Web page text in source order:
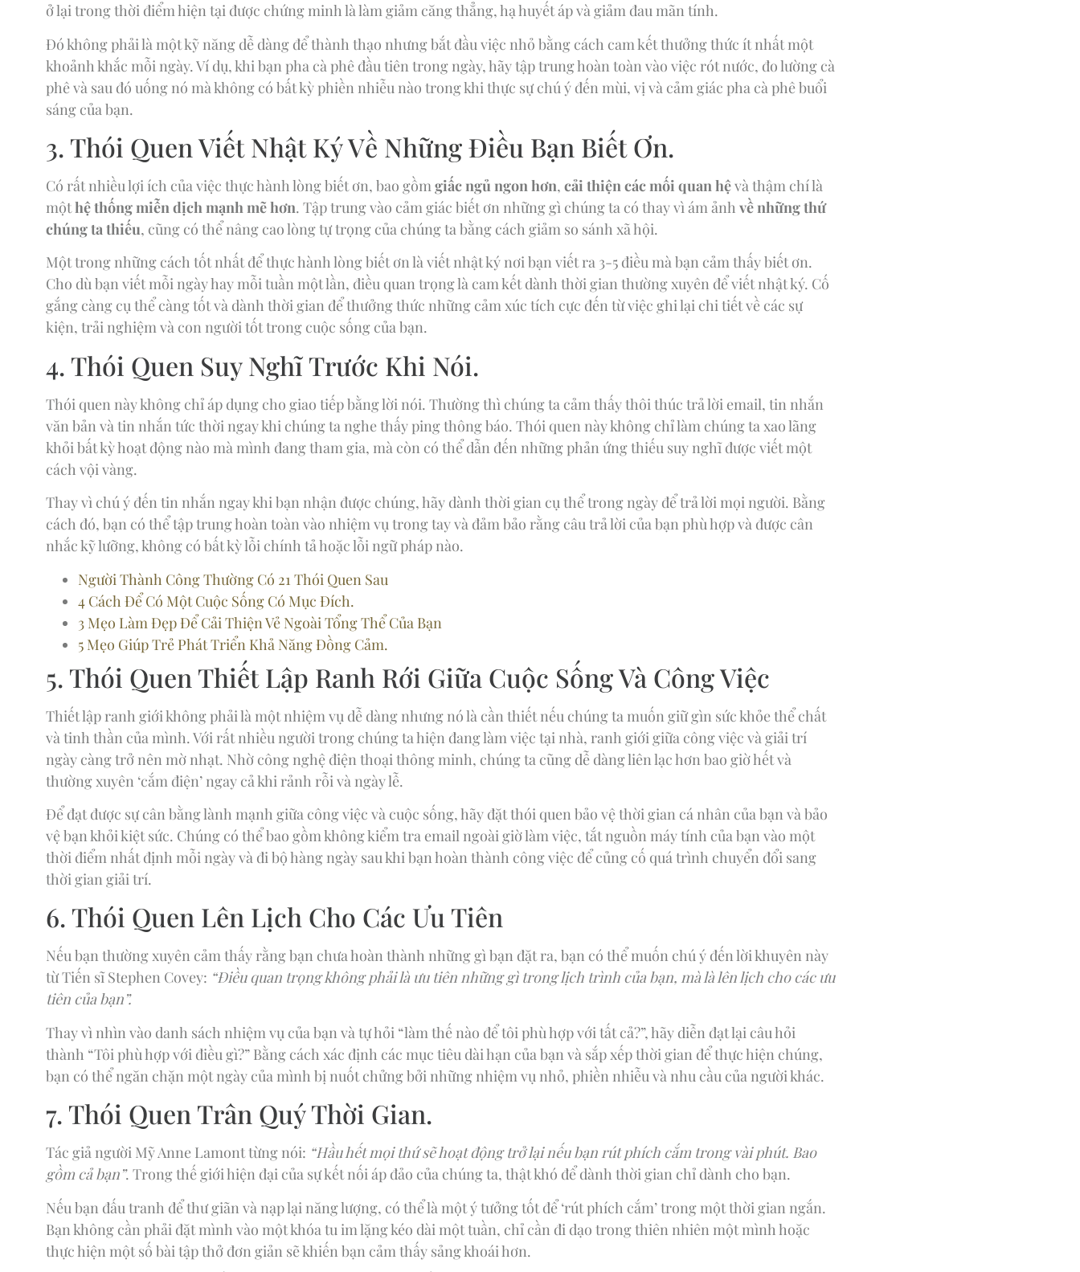
ở lại trong thời điểm hiện tại được chứng minh là làm giảm căng thẳng, hạ huyết áp và giảm đau mãn tính.
Đó không phải là một kỹ năng dễ dàng để thành thạo nhưng bắt đầu việc nhỏ bằng cách cam kết thưởng thức ít nhất một
khoảnh khắc mỗi ngày. Ví dụ, khi bạn pha cà phê đầu tiên trong ngày, hãy tập trung hoàn toàn vào việc rót nước, đo lường cà
phê và sau đó uống nó mà không có bất kỳ phiền nhiễu nào trong khi thực sự chú ý đến mùi, vị và cảm giác pha cà phê buổi
sáng của bạn.
3. Thói Quen Viết Nhật Ký Về Những Điều Bạn Biết Ơn.
Có rất nhiều lợi ích của việc thực hành lòng biết ơn, bao gồmgiấc ngủ ngon hơn, cải thiện các mối quan hệvà thậm chí là
mộthệ thống miễn dịch mạnh mẽ hơn. Tập trung vào cảm giác biết ơn những gì chúng ta có thay vì ám ảnh về những thứ
chúng ta thiếu, cũng có thể nâng cao lòng tự trọng của chúng ta bằng cách giảm so sánh xã hội.
Một trong những cách tốt nhất để thực hành lòng biết ơn là viết nhật ký nơi bạn viết ra 3-5 điều mà bạn cảm thấy biết ơn.
Cho dù bạn viết mỗi ngày hay mỗi tuần một lần, điều quan trọng là cam kết dành thời gian thường xuyên để viết nhật ký. Cố
gắng càng cụ thể càng tốt và dành thời gian để thưởng thức những cảm xúc tích cực đến từ việc ghi lại chi tiết về các sự
kiện, trải nghiệm và con người tốt trong cuộc sống của bạn.
4. Thói Quen Suy Nghĩ Trước Khi Nói.
Thói quen này không chỉ áp dụng cho giao tiếp bằng lời nói. Thường thì chúng ta cảm thấy thôi thúc trả lời email, tin nhắn
văn bản và tin nhắn tức thời ngay khi chúng ta nghe thấy ping thông báo. Thói quen này không chỉ làm chúng ta xao lãng
khỏi bất kỳ hoạt động nào mà mình đang tham gia, mà còn có thể dẫn đến những phản ứng thiếu suy nghĩ được viết một
cách vội vàng.
Thay vì chú ý đến tin nhắn ngay khi bạn nhận được chúng, hãy dành thời gian cụ thể trong ngày để trả lời mọi người. Bằng
cách đó, bạn có thể tập trung hoàn toàn vào nhiệm vụ trong tay và đảm bảo rằng câu trả lời của bạn phù hợp và được cân
nhắc kỹ lưỡng, không có bất kỳ lỗi chính tả hoặc lỗi ngữ pháp nào.
Người Thành Công Thường Có 21 Thói Quen Sau
4 Cách Để Có Một Cuộc Sống Có Mục Đích.
3 Mẹo Làm Đẹp Để Cải Thiện Vẻ Ngoài Tổng Thể Của Bạn
5 Mẹo Giúp Trẻ Phát Triển Khả Năng Đồng Cảm.
5. Thói Quen Thiết Lập Ranh Rới Giữa Cuộc Sống Và Công Việc
Thiết lập ranh giới không phải là một nhiệm vụ dễ dàng nhưng nó là cần thiết nếu chúng ta muốn giữ gìn sức khỏe thể chất
và tinh thần của mình. Với rất nhiều người trong chúng ta hiện đang làm việc tại nhà, ranh giới giữa công việc và giải trí
ngày càng trở nên mờ nhạt. Nhờ công nghệ điện thoại thông minh, chúng ta cũng dễ dàng liên lạc hơn bao giờ hết và
thường xuyên ‘cắm điện’ ngay cả khi rảnh rỗi và ngày lễ.
Để đạt được sự cân bằng lành mạnh giữa công việc và cuộc sống, hãy đặt thói quen bảo vệ thời gian cá nhân của bạn và bảo
vệ bạn khỏi kiệt sức. Chúng có thể bao gồm không kiểm tra email ngoài giờ làm việc, tắt nguồn máy tính của bạn vào một
thời điểm nhất định mỗi ngày và đi bộ hàng ngày sau khi bạn hoàn thành công việc để củng cố quá trình chuyển đổi sang
thời gian giải trí.
6. Thói Quen Lên Lịch Cho Các Ưu Tiên
Nếu bạn thường xuyên cảm thấy rằng bạn chưa hoàn thành những gì bạn đặt ra, bạn có thể muốn chú ý đến lời khuyên này
từ Tiến sĩ Stephen Covey: “Điều quan trọng không phải là ưu tiên những gì trong lịch trình của bạn, mà là lên lịch cho các ưu
tiên của bạn”.
Thay vì nhìn vào danh sách nhiệm vụ của bạn và tự hỏi “làm thế nào để tôi phù hợp với tất cả?”, hãy diễn đạt lại câu hỏi
thành “Tôi phù hợp với điều gì?” Bằng cách xác định các mục tiêu dài hạn của bạn và sắp xếp thời gian để thực hiện chúng,
bạn có thể ngăn chặn một ngày của mình bị nuốt chửng bởi những nhiệm vụ nhỏ, phiền nhiễu và nhu cầu của người khác.
7. Thói Quen Trân Quý Thời Gian.
Tác giả người Mỹ Anne Lamont từng nói: “Hầu hết mọi thứ sẽ hoạt động trở lại nếu bạn rút phích cắm trong vài phút. Bao
gồm cả bạn”. Trong thế giới hiện đại của sự kết nối áp đảo của chúng ta, thật khó để dành thời gian chỉ dành cho bạn.
Nếu bạn đấu tranh để thư giãn và nạp lại năng lượng, có thể là một ý tưởng tốt để ‘rút phích cắm’ trong một thời gian ngắn.
Bạn không cần phải đặt mình vào một khóa tu im lặng kéo dài một tuần, chỉ cần đi dạo trong thiên nhiên một mình hoặc
thực hiện một số bài tập thở đơn giản sẽ khiến bạn cảm thấy sảng khoái hơn.